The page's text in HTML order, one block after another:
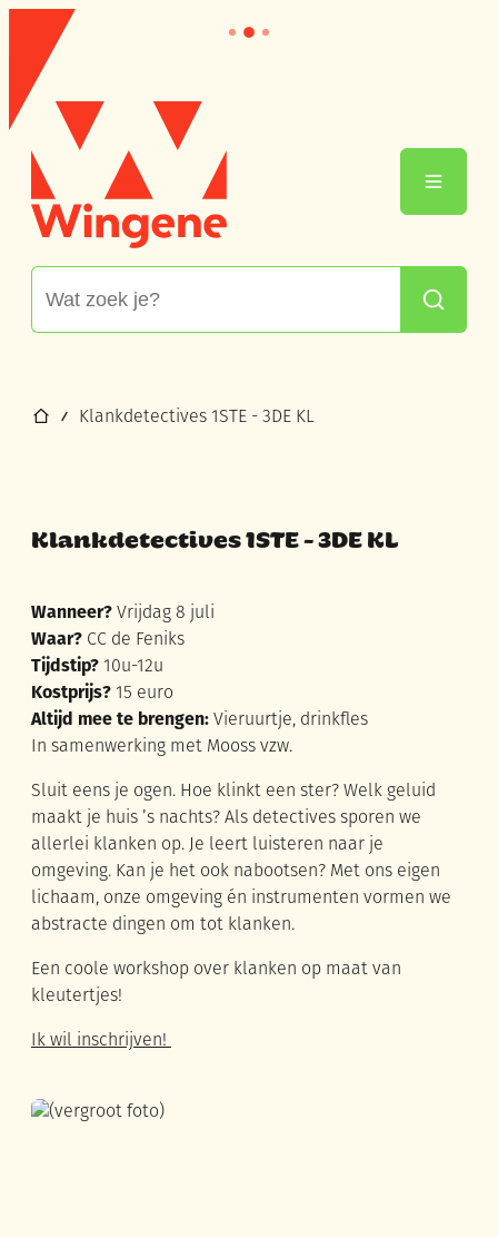
Naar inhoud
Wingene
Zoeken
Menu
Startpagina
Klankdetectives 1STE - 3DE KL
Klankdetectives 1STE - 3DE KL
Wanneer? Vrijdag 8 juli
Waar? CC de Feniks
Tijdstip? 10u-12u
Kostprijs? 15 euro
Altijd mee te brengen: Vieruurtje, drinkfles
In samenwerking met Mooss vzw.
Sluit eens je ogen. Hoe klinkt een ster? Welk geluid
maakt je huis ’s nachts? Als detectives sporen we
allerlei klanken op. Je leert luisteren naar je
omgeving. Kan je het ook nabootsen? Met ons eigen
lichaam, onze omgeving én instrumenten vormen we
abstracte dingen om tot klanken.
Een coole workshop over klanken op maat van
kleutertjes!
Ik wil inschrijven!